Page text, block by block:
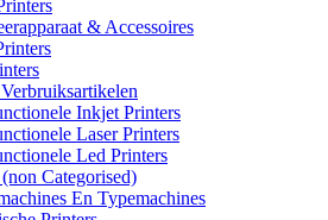
& Accessoires
Inkjet Printers
Laser Printers
Led Printers
Categorised)
En Typemachines